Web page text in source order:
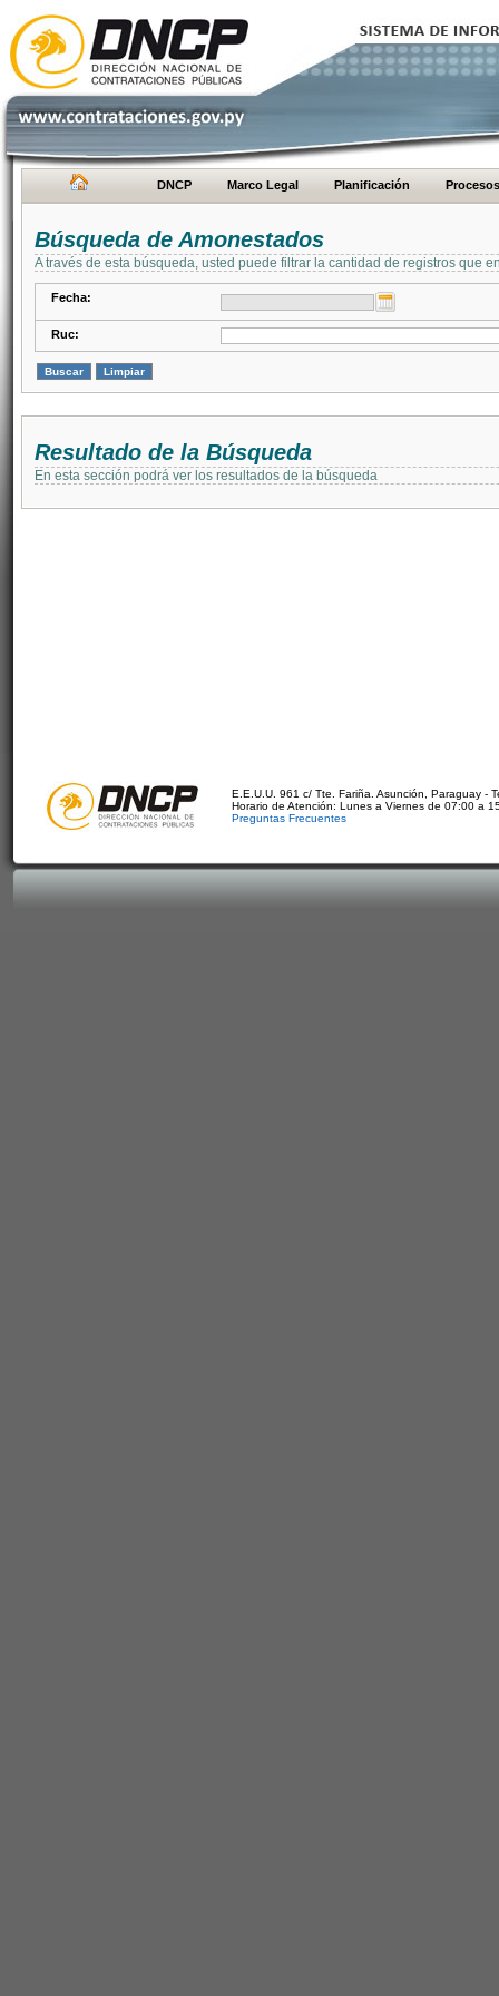
DNCP Marco Legal Planificación Procesos
Búsqueda de Amonestados
A través de esta búsqueda, usted puede filtrar la cantidad de registros que
Fecha:
Ruc:
Resultado de la Búsqueda
En esta sección podrá ver los resultados de la búsqueda
E.E.U.U. 961 c/ Tte. Fariña. Asunción, Paraguay -
Horario de Atención: Lunes a Viernes de 07:00 a
Preguntas Frecuentes